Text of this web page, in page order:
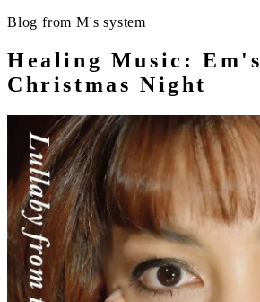
Blog from M's system
Healing Music: Em's
Christmas Night